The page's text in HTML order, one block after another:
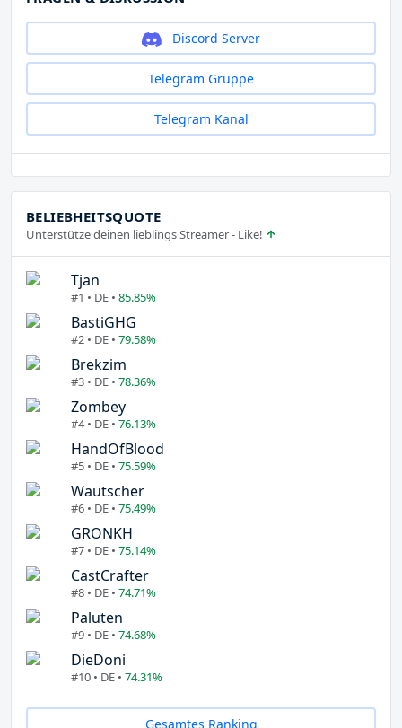
Discord Server
Telegram Gruppe
Telegram Kanal
BELIEBHEITSQUOTE
Unterstütze deinen lieblings Streamer - Like!
Tjan
#1 • DE • 85.85%
BastiGHG
#2 • DE • 79.58%
Brekzim
#3 • DE • 78.36%
Zombey
#4 • DE • 76.13%
HandOfBlood
#5 • DE • 75.59%
Wautscher
#6 • DE • 75.49%
GRONKH
#7 • DE • 75.14%
CastCrafter
#8 • DE • 74.71%
Paluten
#9 • DE • 74.68%
DieDoni
#10 • DE • 74.31%
Gesamtes Ranking